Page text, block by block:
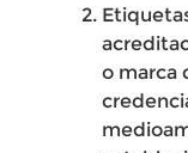
o marca